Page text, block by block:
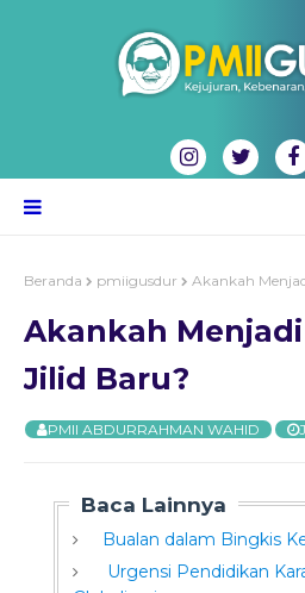
Beranda pmiigusdur Akankah
Akankah
Jilid Baru?
PMII ABDURRAHMAN WAHID
Baca Lainnya
Bualan dalam Bingkis
Urgensi Pendidikan